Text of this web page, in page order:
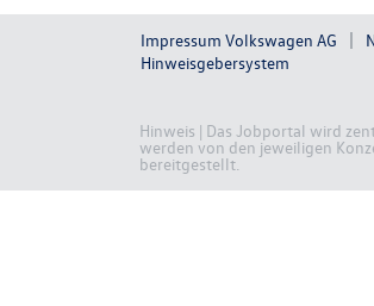
Impressum Volkswagen AG
Hinweisgebersystem
Hinweis | Das Jobportal wird
werden von den jeweiligen
bereitgestellt.